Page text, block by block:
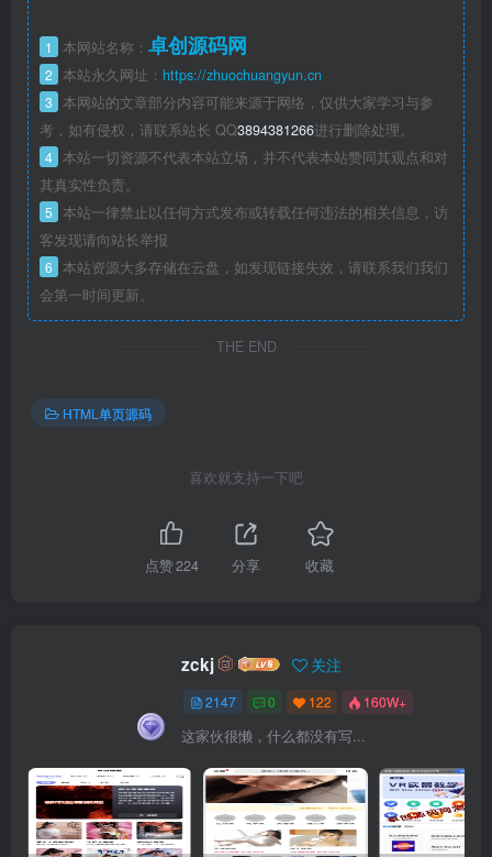
1 本网站名称： 卓创源码网
2 本站永久网址： https://zhuochuangyun.cn
3 本网站的文章部分内容可能来源于网络，仅供大家学习与参
考，如有侵权，请联系站长 QQ3894381266进行删除处理。
4 本站一切资源不代表本站立场，并不代表本站赞同其观点和对
其真实性负责。
5 本站一律禁止以任何方式发布或转载任何违法的相关信息，访
客发现请向站长举报
6 本站资源大多存储在云盘，如发现链接失效，请联系我们我们
会第一时间更新。
THE END
HTML单页源码
喜欢就支持一下吧
点赞224 分享 收藏
zckj 关注
2147 0 122 160W+
这家伙很懒，什么都没有写...